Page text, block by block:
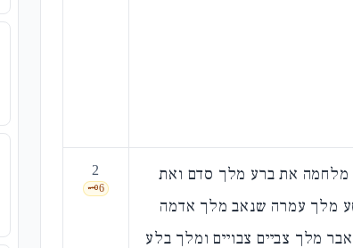
2
🗝️6
מלחמה את ברע מלך סדם ואת
מלך עמרה שנאב מלך אדמה
מלך צביים צבויים ומלך בלע